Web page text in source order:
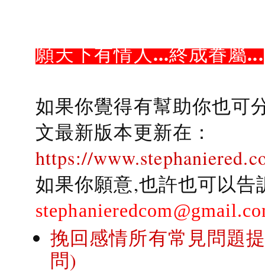
願天下有情人...終成眷屬...
如果你覺得有幫助你也可
文最新版本更新在：
https://
如果你願意,也許也可以
挽回感情所有常見問題
問)